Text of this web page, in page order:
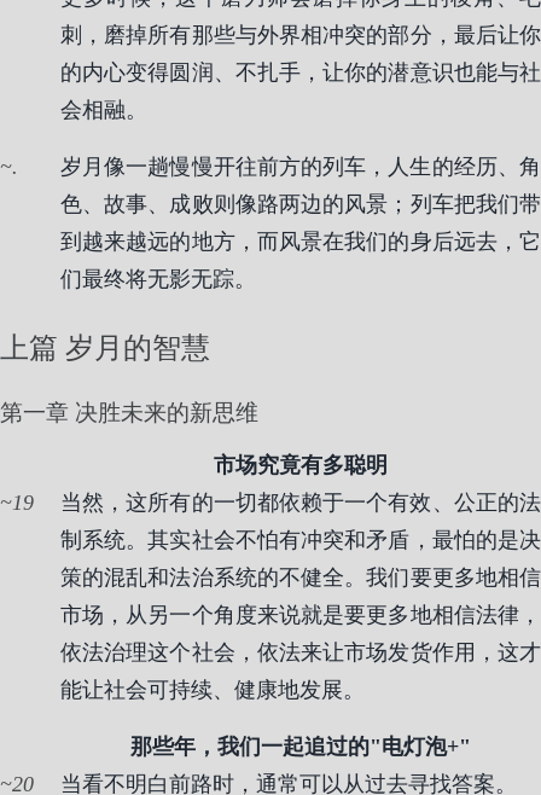
刺，磨掉所有那些与外界相冲突的部分，最后让你
的内心变得圆润、不扎手，让你的潜意识也能与社
会相融。
.
岁月像一趟慢慢开往前方的列车，人生的经历、角
色、故事、成败则像路两边的风景；列车把我们带
到越来越远的地方，而风景在我们的身后远去，它
们最终将无影无踪。
上篇 岁月的智慧
第一章 决胜未来的新思维
市场究竟有多聪明
19
当然，这所有的一切都依赖于一个有效、公正的法
制系统。其实社会不怕有冲突和矛盾，最怕的是决
策的混乱和法治系统的不健全。我们要更多地相信
市场，从另一个角度来说就是要更多地相信法律，
依法治理这个社会，依法来让市场发货作用，这才
能让社会可持续、健康地发展。
那些年，我们一起追过的"电灯泡+"
20
当看不明白前路时，通常可以从过去寻找答案。